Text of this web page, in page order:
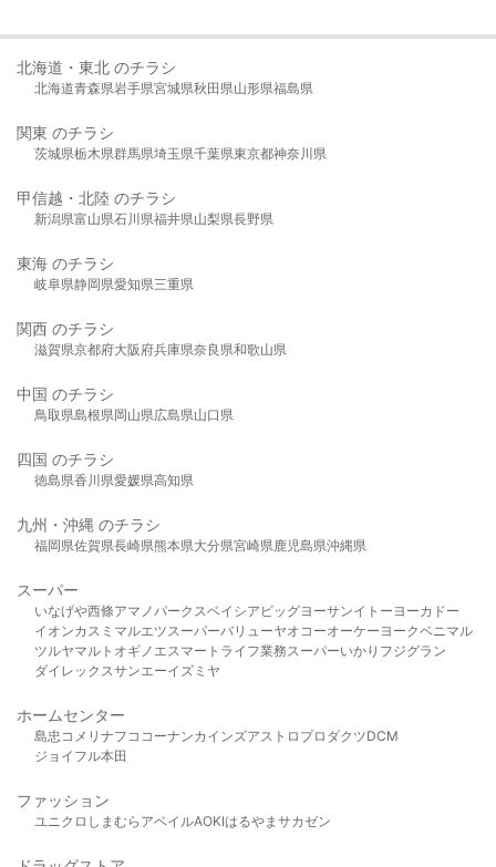
北海道・東北 のチラシ
北海道青森県岩手県宮城県秋田県山形県福島県
関東 のチラシ
茨城県栃木県群馬県埼玉県千葉県東京都神奈川県
甲信越・北陸 のチラシ
新潟県富山県石川県福井県山梨県長野県
東海 のチラシ
岐阜県静岡県愛知県三重県
関西 のチラシ
滋賀県京都府大阪府兵庫県奈良県和歌山県
中国 のチラシ
鳥取県島根県岡山県広島県山口県
四国 のチラシ
徳島県香川県愛媛県高知県
九州・沖縄 のチラシ
福岡県佐賀県長崎県熊本県大分県宮崎県鹿児島県沖縄県
スーパー
いなげや西條アマノパークスベイシア ビッグヨーサンイトーヨーカドー
イオンカスミ マルエツスーパーバリューヤオコーオーケー ヨークベニマル
ツルヤマルト オギノ エスマート ライフ業務スーパーいかり フジグラン
ダイレックスサンエーイズミヤ
ホームセンター
島忠 コメリ ナフコ コーナンカインズアストロプロダクツDCM
ジョイフル本田
ファッション
ユニクロ しまむら アベイルAOKIはるやま サカゼン